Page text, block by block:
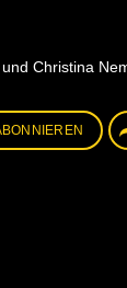
Christina